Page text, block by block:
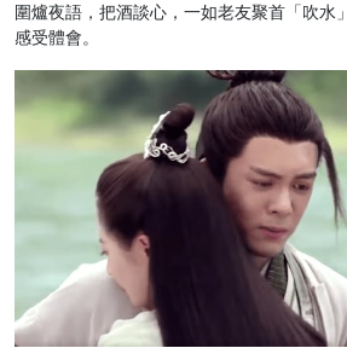
圍爐夜語，把酒談心，一如老友聚首「吹水
感受體會。